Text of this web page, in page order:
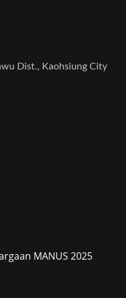
Dist., Kaohsiung City
MANUS 2025